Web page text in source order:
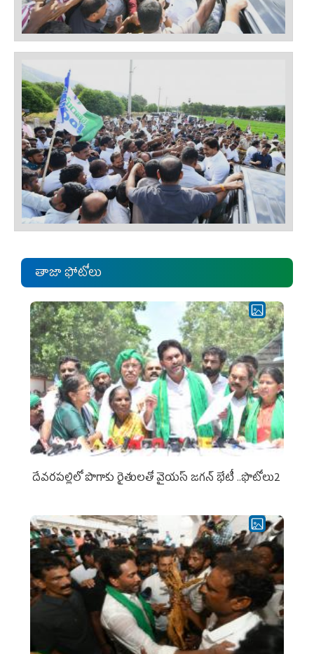
తాజా ఫోటోలు
దేవరపల్లిలో పొగాకు రైతులతో వైయస్ జగన్ భేటీ ..ఫొటోలు2